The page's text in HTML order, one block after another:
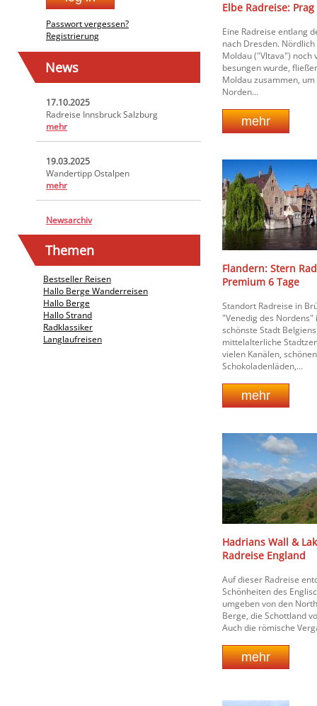
Passwort vergessen?
Registrierung
News
17.10.2025
Radreise Innsbruck Salzburg
mehr
19.03.2025
Wandertipp Ostalpen
mehr
Newsarchiv
Themen
Bestseller Reisen
Hallo Berge Wanderreisen
Hallo Berge
Hallo Strand
Radklassiker
Langlaufreisen
Elbe Radreise:
Eine Radreise entlang
nach Dresden.
Moldau ("Vltava") noch
besungen wurde,
Moldau zusammen,
Norden...
Flandern: Stern
Premium 6 Tage
Standort Radreise in
"Venedig des Nordens"
schönste Stadt
mittelalterliche
vielen Kanälen, schönen
Schokoladenläden,...
Hadrians Wall &
Radreise England
Auf dieser Radreise
Schönheiten des
umgeben von den
Berge, die Schottland
Auch die römische